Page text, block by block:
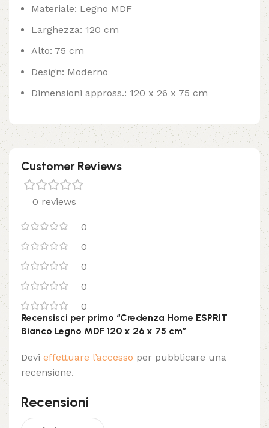
Materiale: Legno MDF
Larghezza: 120 cm
Alto: 75 cm
Design: Moderno
Dimensioni appross.: 120 x 26 x 75 cm
Customer Reviews
0 reviews
0
0
0
0
0
Recensioni
Recensisci per primo “Credenza Home ESPRIT
Bianco Legno MDF 120 x 26 x 75 cm”
Devi effettuare l’accesso per pubblicare una
recensione.